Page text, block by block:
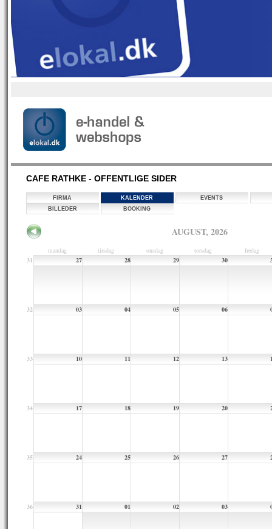
CAFE RATHKE - OFFENTLIGE SIDER
FIRMA KALENDER
EVENTS
BILLEDER
BOOKING
AUGUST, 2026
mandag tirsdag onsdag torsdag
fredag
31
27 28 29 30
32 03 04 05 06
33 10 11 12 13
34 17 18 19 20
35 24 25 26 27
36 31 01 02 03